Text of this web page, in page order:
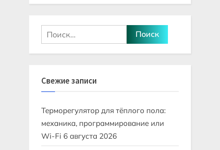
Найти:
Свежие записи
Терморегулятор для тёплого пола:
механика, программирование или
Wi-Fi 6 августа 2026